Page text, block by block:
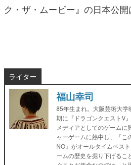
ク・ザ・ムービー』の日本公開
ライター
福山幸司
85年生まれ。大阪芸術大
期に『ドラゴンクエストV
メディアとしてのゲーム
ャーゲームに熱中し、『
NO』がオールタイムベス
ームの歴史を掘り下げるこ